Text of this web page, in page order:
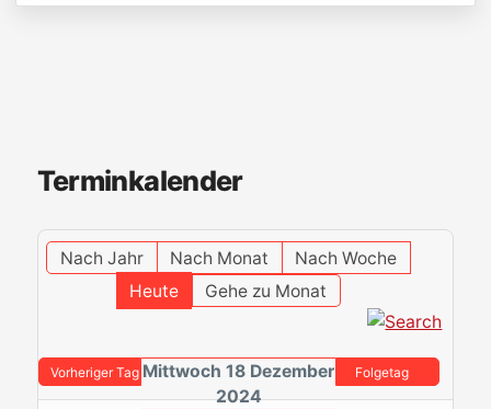
Terminkalender
Nach Jahr Nach Monat
Nach Woche
Heute
Gehe zu Monat
Vorheriger Tag Mittwoch 18 Dezember
2024
Folgetag